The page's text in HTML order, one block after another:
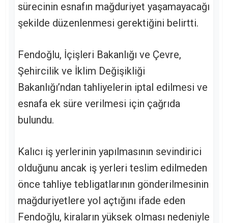
sürecinin esnafın mağduriyet yaşamayacağı
şekilde düzenlenmesi gerektiğini belirtti.
Fendoğlu, İçişleri Bakanlığı ve Çevre,
Şehircilik ve İklim Değişikliği
Bakanlığı’ndan tahliyelerin iptal edilmesi ve
esnafa ek süre verilmesi için çağrıda
bulundu.
Kalıcı iş yerlerinin yapılmasının sevindirici
olduğunu ancak iş yerleri teslim edilmeden
önce tahliye tebligatlarının gönderilmesinin
mağduriyetlere yol açtığını ifade eden
Fendoğlu, kiraların yüksek olması nedeniyle